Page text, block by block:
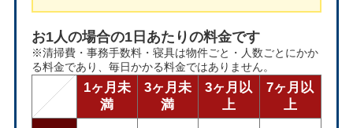
お1人の場合の1日あたりの料金です
※清掃費・事務手数料・寝具は物件ごと・人数ごとにかか
る料金であり、毎日かかる料金ではありません。
1ヶ月未
満
3ヶ月未
満
3ヶ月以
上
7ヶ月以
上